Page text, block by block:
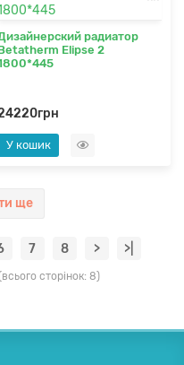
радиатор
Elipse 2
У кошик
ще
7 8 > >|
сторінок: 8)